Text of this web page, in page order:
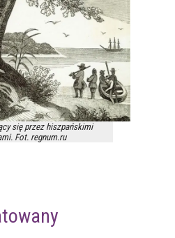
się przez hiszpańskimi
Fot. regnum.ru